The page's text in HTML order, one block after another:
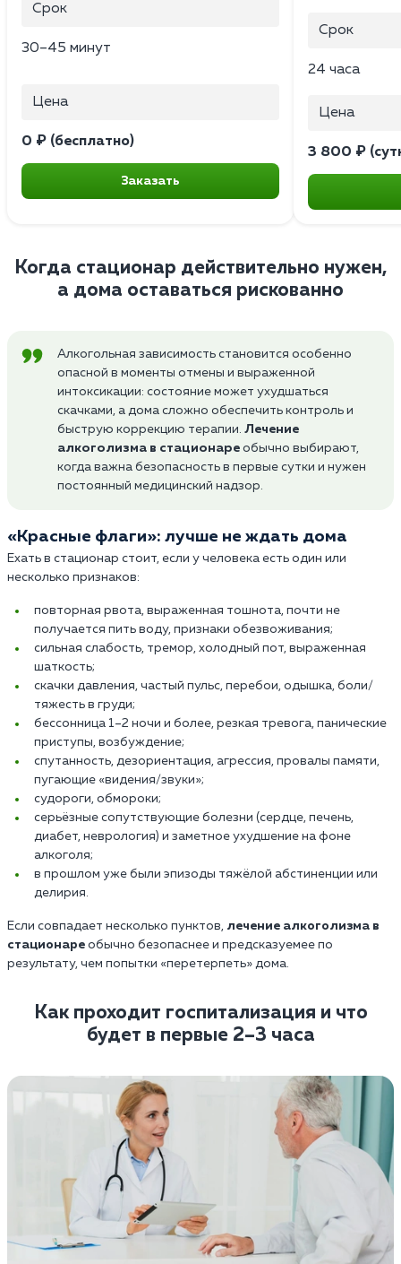
Срок
30–45 минут
Цена
0 ₽ (бесплатно)
Заказать
Срок
24 часа
Цена
3 800 ₽
Когда стационар действительно нужен,
а дома оставаться рискованно
Алкогольная зависимость становится особенно
опасной в моменты отмены и выраженной
интоксикации: состояние может ухудшаться
скачками, а дома сложно обеспечить контроль и
быструю коррекцию терапии. Лечение
алкоголизма в стационаре обычно выбирают,
когда важна безопасность в первые сутки и нужен
постоянный медицинский надзор.
«Красные флаги»: лучше не ждать дома
Ехать в стационар стоит, если у человека есть один или
несколько признаков:
повторная рвота, выраженная тошнота, почти не
получается пить воду, признаки обезвоживания;
сильная слабость, тремор, холодный пот, выраженная
шаткость;
скачки давления, частый пульс, перебои, одышка, боли/
тяжесть в груди;
бессонница 1–2 ночи и более, резкая тревога, панические
приступы, возбуждение;
спутанность, дезориентация, агрессия, провалы памяти,
пугающие «видения/звуки»;
судороги, обмороки;
серьёзные сопутствующие болезни (сердце, печень,
диабет, неврология) и заметное ухудшение на фоне
алкоголя;
в прошлом уже были эпизоды тяжёлой абстиненции или
делирия.
Если совпадает несколько пунктов, лечение алкоголизма в
стационаре обычно безопаснее и предсказуемее по
результату, чем попытки «перетерпеть» дома.
Как проходит госпитализация и что
будет в первые 2–3 часа